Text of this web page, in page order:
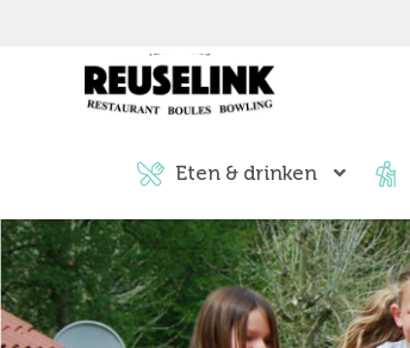
Eten & drinken